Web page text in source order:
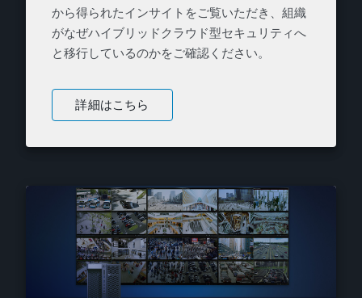
から得られたインサイトをご覧いただき、組織
がなぜハイブリッドクラウド型セキュリティへ
と移行しているのかをご確認ください。
詳細はこちら